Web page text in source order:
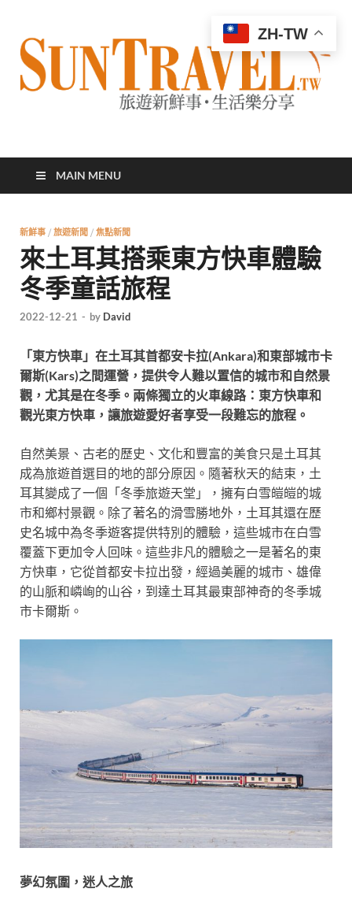
太陽網
MAIN MENU
新鮮事 / 旅遊新聞 / 焦點新聞
來土耳其搭乘東方快車體驗
冬季童話旅程
2022-12-21 - by David
「東方快車」在土耳其首都安卡拉(Ankara)和東部城市卡
爾斯(Kars)之間運營，提供令人難以置信的城市和自然景
觀，尤其是在冬季。兩條獨立的火車線路：東方快車和
觀光東方快車，讓旅遊愛好者享受一段難忘的旅程。
自然美景、古老的歷史、文化和豐富的美食只是土耳其
成為旅遊首選目的地的部分原因。隨著秋天的結束，土
耳其變成了一個「冬季旅遊天堂」，擁有白雪皚皚的城
市和鄉村景觀。除了著名的滑雪勝地外，土耳其還在歷
史名城中為冬季遊客提供特別的體驗，這些城市在白雪
覆蓋下更加令人回味。這些非凡的體驗之一是著名的東
方快車，它從首都安卡拉出發，經過美麗的城市、雄偉
的山脈和嶙峋的山谷，到達土耳其最東部神奇的冬季城
市卡爾斯。
夢幻氛圍，迷人之旅
ZH-TW